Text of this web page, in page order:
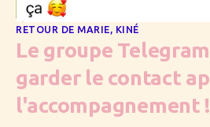
RETOUR DE MARIE, KINÉ
Le groupe
garder le contact
l'accompagnement